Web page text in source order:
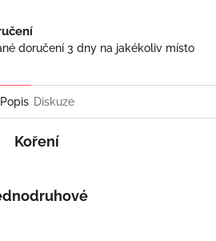
doručení 3 dny na jakékoliv místo
Popis Diskuze
Koření